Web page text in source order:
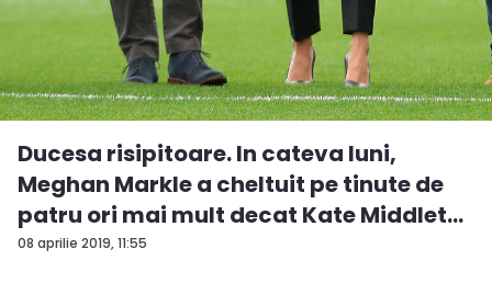
08 aprilie 2019, 11:55
Ducesa risipitoare. In cateva luni,
Meghan Markle a cheltuit pe tinute de
patru ori mai mult decat Kate Middlet...